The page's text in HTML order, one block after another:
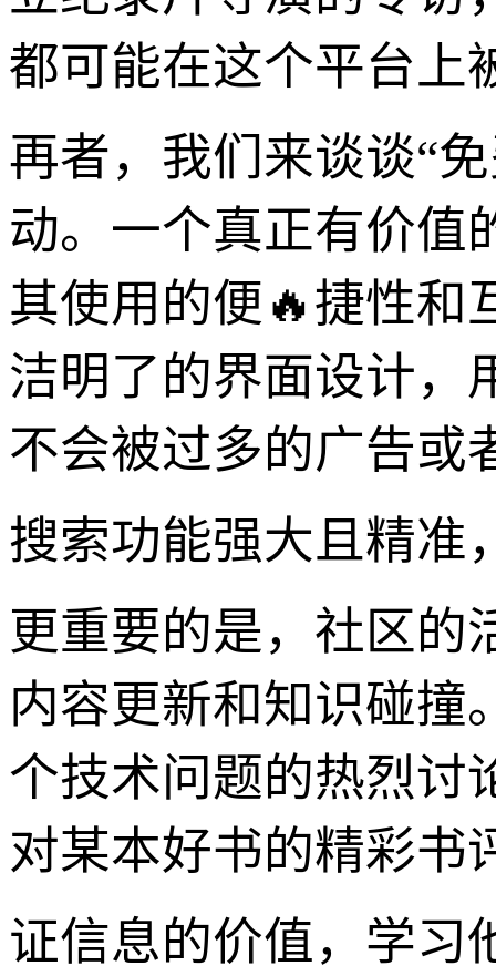
都可能在这个平台上
再者，我们来谈谈“
动。一个真正有价值
其使用的便🔥捷性和
洁明了的界面设计，
不会被过多的广告或
搜索功能强大且精准
更重要的是，社区的
内容更新和知识碰撞
个技术问题的热烈讨
对某本好书的精彩书
证信息的价值，学习